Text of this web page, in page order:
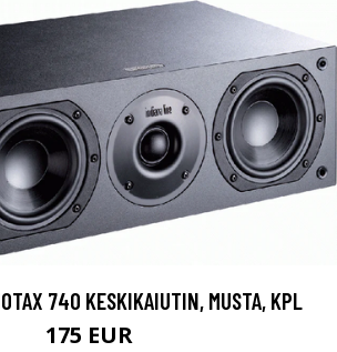
740 KESKIKAIUTIN, MUSTA, KPL
175 EUR